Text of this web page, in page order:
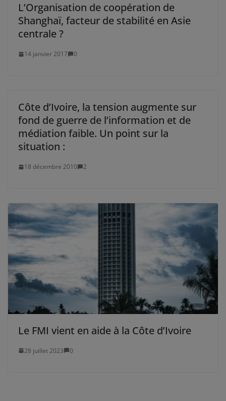
L’Organisation de coopération de
Shanghaï, facteur de stabilité en Asie
centrale ?
14 janvier 2017 0
Côte d’Ivoire, la tension augmente sur
fond de guerre de l’information et de
médiation faible. Un point sur la
situation :
18 décembre 2010 2
Le FMI vient en aide à la Côte d’Ivoire
28 juillet 2023 0